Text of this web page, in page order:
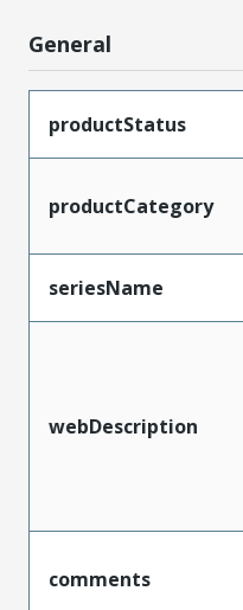
General
productStatus
productCategory
seriesName
webDescription
comments